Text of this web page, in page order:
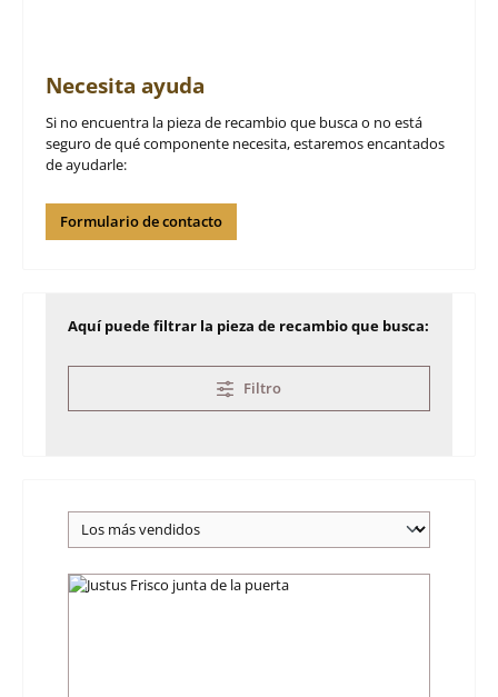
Necesita ayuda
Si no encuentra la pieza de recambio que busca o no está
seguro de qué componente necesita, estaremos encantados
de ayudarle:
Formulario de contacto
Aquí puede filtrar la pieza de recambio que busca:
Filtro